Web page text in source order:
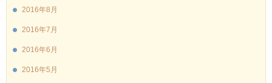
2016年8月
2016年7月
2016年6月
2016年5月